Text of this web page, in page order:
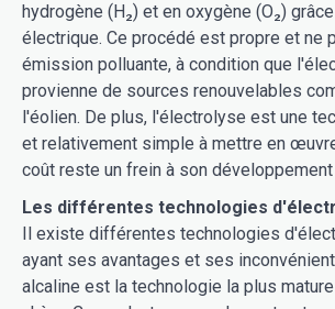
hydrogène (H₂) et en oxygène (O₂)
électrique. Ce procédé est propre et ne
émission polluante, à condition que
provienne de sources renouvelables
l'éolien. De plus, l'électrolyse est une
et relativement simple à mettre en
coût reste un frein à son
Les différentes technologies
Il existe différentes technologies
ayant ses avantages et ses
alcaline est la technologie la plus